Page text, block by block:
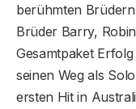
berühmten
Brüder Barry,
Gesamtpaket
seinen Weg als
ersten Hit in